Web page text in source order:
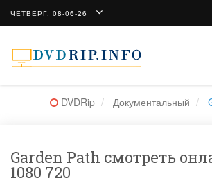
ЧЕТВЕРГ, 08-06-26
DVDRip Документальный
Garden Path смотреть
1080 720